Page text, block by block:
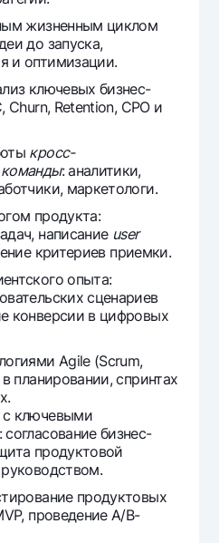
жизненным циклом
до запуска,
и оптимизации.
ключевых бизнес-
Churn, Retention, CPO и
кросс-
команды: аналитики,
маркетологи.
продукта:
написание user
критериев приемки.
опыта:
сценариев
конверсии в цифровых
Agile (Scrum,
планировании, спринтах
с ключевыми
бизнес-
продуктовой
продуктовых
проведение A/B-